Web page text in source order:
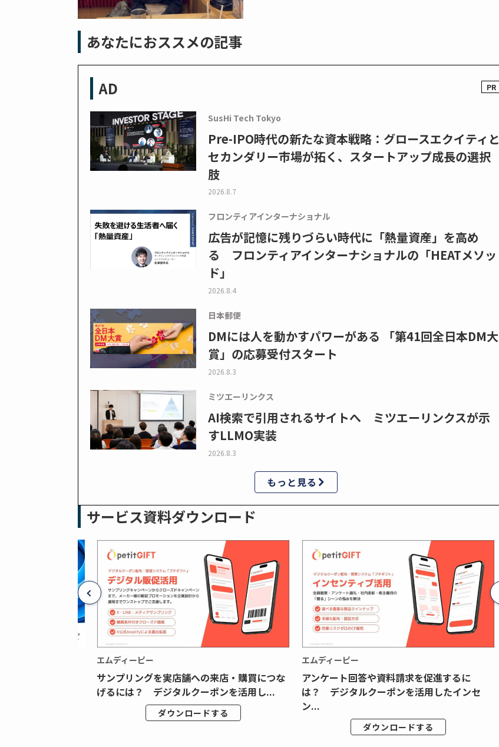
あなたにおススメの記事
AD
SusHi Tech Tokyo
Pre-IPO時代の新たな資本戦略：グロースエクイティと
セカンダリー市場が拓く、スタートアップ成長の選択
肢
2026.8.7
フロンティアインターナショナル
広告が記憶に残りづらい時代に「熱量資産」を高め
る フロンティアインターナショナルの「HEATメソッ
ド」
2026.8.4
日本郵便
DMには人を動かすパワーがある 「第41回全日本DM大
賞」の応募受付スタート
2026.8.3
ミツエーリンクス
AI検索で引用されるサイトへ ミツエーリンクスが示
すLLMO実装
2026.8.3
もっと見る
サービス資料ダウンロード
エムディーピー
サンプリングを実店舗への来店・購買につな
げるには？ デジタルクーポンを活用し...
ダウンロードする
エムディーピー
アンケート回答や資料請求を促進するに
は？ デジタルクーポンを活用したインセ
ン...
ダウンロードする